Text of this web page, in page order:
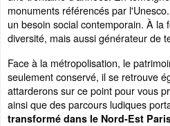
monuments référencés par
un besoin social contemporain. À la
diversité, mais aussi générateur de
Face à la métropolisation, le
seulement conservé, il se retrouve
attarderons sur ce point pour vous
ainsi que des parcours ludiques
transformé dans le Nord-Est